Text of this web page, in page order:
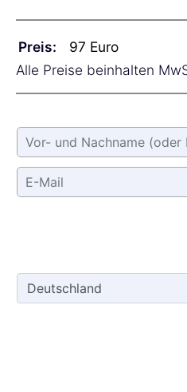
Preis:
Alle Preise beinhalten